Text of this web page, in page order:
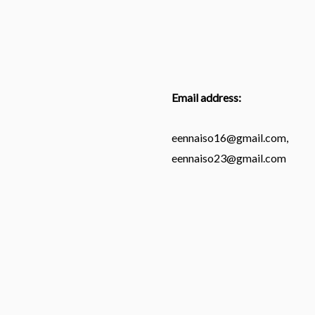
Email address:
eennaiso16@gmail.com,
eennaiso23@gmail.com